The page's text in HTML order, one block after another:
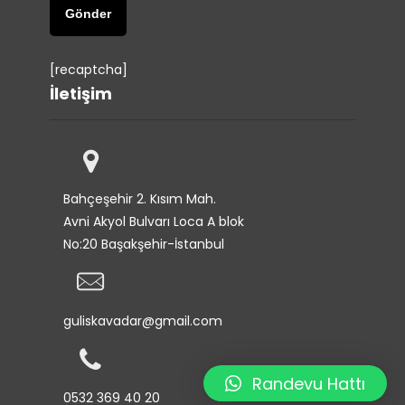
[recaptcha]
İletişim
Bahçeşehir 2. Kısım Mah.
Avni Akyol Bulvarı Loca A blok
No:20 Başakşehir-İstanbul
guliskavadar@gmail.com
0532 369 40 20
Randevu Hattı